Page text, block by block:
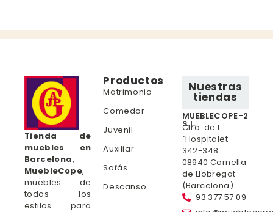
Tienda de
muebles en
Barcelona,
MuebleCope,
muebles de
todos los
estilos para
Productos
Matrimonio
Comedor
Juvenil
Auxiliar
Sofás
Descanso
Nuestras
tiendas
MUEBLECOPE-2
S.L.
Ctra. de l
´Hospitalet
342-348
08940 Cornella
de Llobregat
(Barcelona)
93 377 57 09